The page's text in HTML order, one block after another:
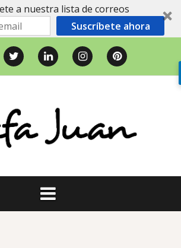
a nuestra lista de correos
Suscríbete ahora
Twitter LinkedInInstagramPinterest